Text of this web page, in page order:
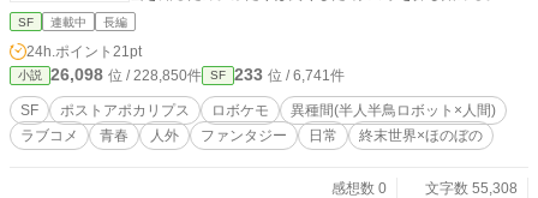
二章完結話まで水曜日20時に更新予定
SF 連載中 長編
24h.ポイント 21pt
小説 26,098 位 / 228,850件 SF 233 位 / 6,741件
SF ポストアポカリプス ロボケモ
異種間(半人半鳥ロボット×人間)
ラブコメ
青春 人外 ファンタジー 日常 終末世界×ほのぼの
感想数 0
文字数 55,308